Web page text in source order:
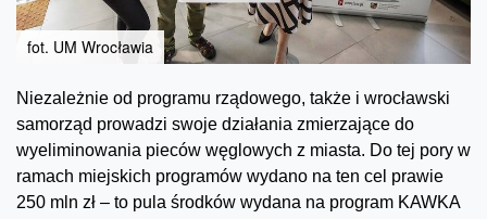
fot. UM Wrocławia
Niezależnie od programu rządowego, także i wrocławski
samorząd prowadzi swoje działania zmierzające do
wyeliminowania pieców węglowych z miasta. Do tej pory w
ramach miejskich programów wydano na ten cel prawie
250 mln zł – to pula środków wydana na program KAWKA